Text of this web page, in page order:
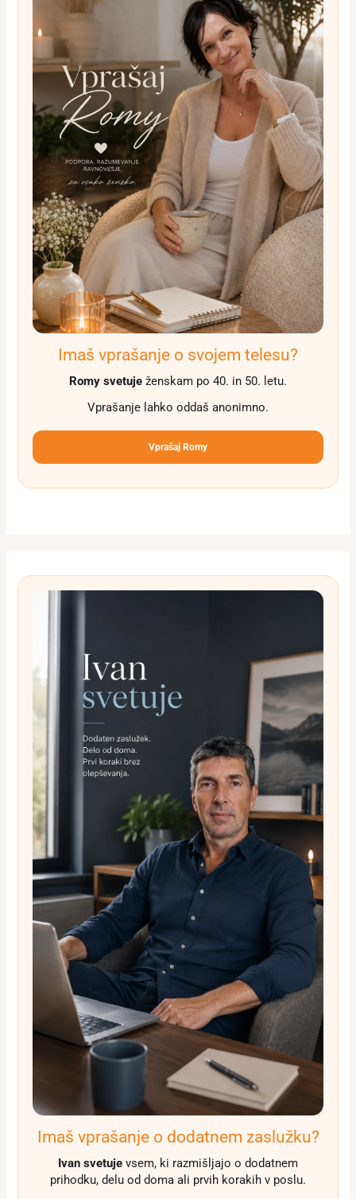
Imaš vprašanje o svojem telesu?
Romy svetuje ženskam po 40. in 50. letu.
Vprašanje lahko oddaš anonimno.
Vprašaj Romy
Imaš vprašanje o dodatnem zaslužku?
Ivan svetuje vsem, ki razmišljajo o dodatnem
prihodku, delu od doma ali prvih korakih v poslu.